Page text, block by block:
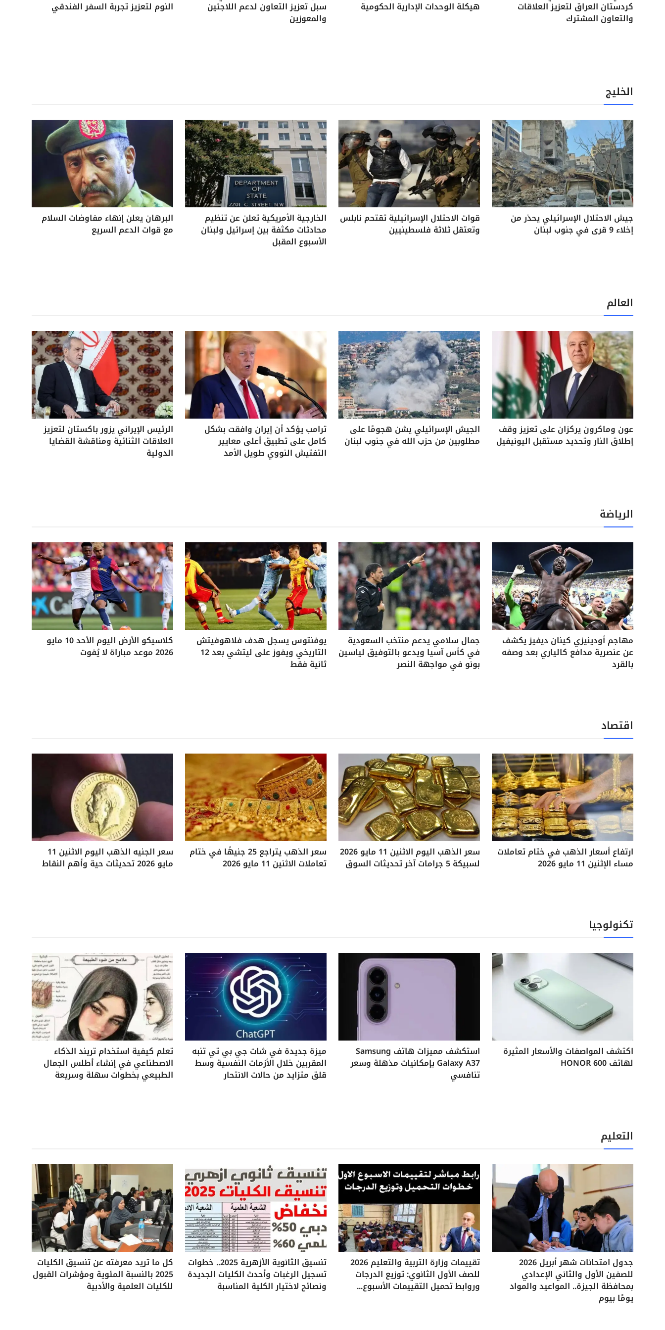
كردستان العراق لتعزيز العلاقات
والتعاون المشترك
هيكلة الوحدات الإدارية الحكومية سبل تعزيز التعاون لدعم اللاجئين
والمعوزين
النوم لتعزيز تجربة السفر الفندقي
الخليج
جيش الاحتلال الإسرائيلي يحذر من
إخلاء 9 قرى في جنوب لبنان
قوات الاحتلال الإسرائيلية تقتحم نابلس
وتعتقل ثلاثة فلسطينيين
الخارجية الأمريكية تعلن عن تنظيم
محادثات مكثفة بين إسرائيل ولبنان
الأسبوع المقبل
البرهان يعلن إنهاء مفاوضات السلام
مع قوات الدعم السريع
العالم
عون وماكرون يركزان على تعزيز وقف
إطلاق النار وتحديد مستقبل اليونيفيل
الجيش الإسرائيلي يشن هجومًا على
مطلوبين من حزب الله في جنوب لبنان
ترامب يؤكد أن إيران وافقت بشكل
كامل على تطبيق أعلى معايير
التفتيش النووي طويل الأمد
الرئيس الإيراني يزور باكستان لتعزيز
العلاقات الثنائية ومناقشة القضايا
الدولية
الرياضة
مهاجم أودينيزي كينان ديفيز يكشف
عن عنصرية مدافع كالياري بعد وصفه
بالقرد
جمال سلامي يدعم منتخب السعودية
في كأس آسيا ويدعو بالتوفيق لياسين
بونو في مواجهة النصر
يوفنتوس يسجل هدف فلاهوفيتش
التاريخي ويفوز على ليتشي بعد 12
ثانية فقط
كلاسيكو الأرض اليوم الأحد 10 مايو
2026 موعد مباراة لا يُفوت
اقتصاد
ارتفاع أسعار الذهب في ختام تعاملات
مساء الإثنين 11 مايو 2026
سعر الذهب اليوم الاثنين 11 مايو 2026
لسبيكة 5 جرامات آخر تحديثات السوق
سعر الذهب يتراجع 25 جنيهًا في ختام
تعاملات الاثنين 11 مايو 2026
سعر الجنيه الذهب اليوم الاثنين 11
مايو 2026 تحديثات حية وأهم النقاط
تكنولوجيا
اكتشف المواصفات والأسعار المثيرة
لهاتف HONOR 600
استكشف مميزات هاتف Samsung
Galaxy A37 بإمكانيات مذهلة وسعر
تنافسي
ميزة جديدة في شات جي بي تي تنبه
المقربين خلال الأزمات النفسية وسط
قلق متزايد من حالات الانتحار
تعلم كيفية استخدام تريند الذكاء
الاصطناعي في إنشاء أطلس الجمال
الطبيعي بخطوات سهلة وسريعة
التعليم
جدول امتحانات شهر أبريل 2026
للصفين الأول والثاني الإعدادي
بمحافظة الجيزة.. المواعيد والمواد
يومًا بيوم
تقييمات وزارة التربية والتعليم 2026
للصف الأول الثانوي: توزيع الدرجات
وروابط تحميل التقييمات الأسبوع...
تنسيق الثانوية الأزهرية 2025.. خطوات
تسجيل الرغبات وأحدث الكليات الجديدة
ونصائح لاختيار الكلية المناسبة
كل ما تريد معرفته عن تنسيق الكليات
2025 بالنسبة المئوية ومؤشرات القبول
للكليات العلمية والأدبية